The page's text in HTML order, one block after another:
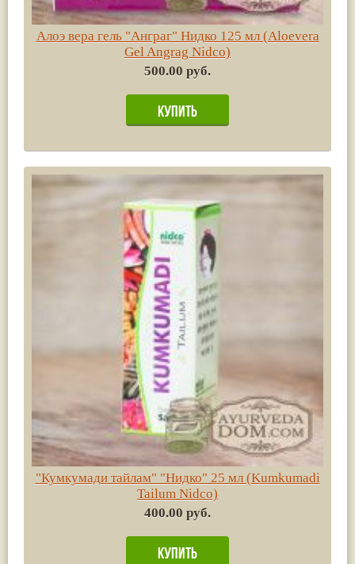
Алоэ вера гель "Анграг" Нидко 125 мл (Aloevera
Gel Angrag Nidco)
500.00 руб.
"Кумкумади тайлам" "Нидко" 25 мл (Kumkumadi
Tailum Nidco)
400.00 руб.